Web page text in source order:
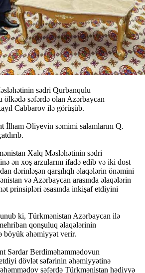
sədri Qurbanqulu
ölkədə səfərdə olan Azərbaycan
Cabbarov ilə görüşüb.
İlham Əliyevin səmimi salamlarını Q.
Xalq Məsləhətinin sədri
ən xoş arzularını ifadə edib və iki dost
dərinləşən qarşılıqlı əlaqələrin önəmini
və Azərbaycan arasında əlaqələrin
prinsipləri əsasında inkişaf etdiyini
ki, Türkmənistan Azərbaycan ilə
qonşuluq əlaqələrinin
böyük əhəmiyyət verir.
Sərdar Berdiməhəmmədovun
dövlət səfərinin əhəmiyyətinə
səfərdə Türkmənistan hədiyyə